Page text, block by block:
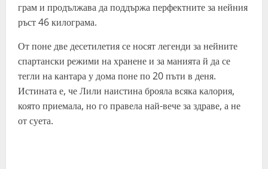
грам и продължава да поддържа перфектните за нейния
ръст 46 килограма.
От поне две десетилетия се носят легенди за нейните
спартански режими на хранене и за манията й да се
тегли на кантара у дома поне по 20 пъти в деня.
Истината е, че Лили наистина брояла всяка калория,
която приемала, но го правела най-вече за здраве, а не
от суета.